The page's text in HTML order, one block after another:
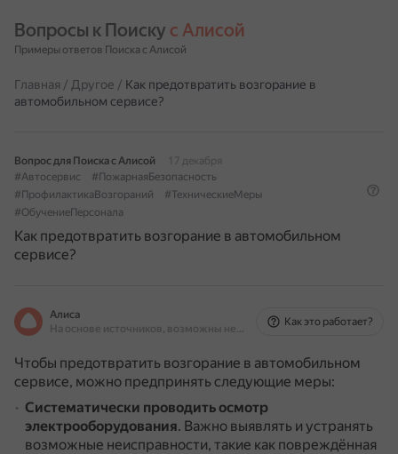
Вопросы к Поиску с Алисой
Примеры ответов Поиска с Алисой
Главная / Другое / Как предотвратить возгорание в
автомобильном сервисе?
Вопрос для Поиска с Алисой
17 декабря
#Автосервис
#ПожарнаяБезопасность
#ПрофилактикаВозгораний
#ТехническиеМеры
#ОбучениеПерсонала
Как предотвратить возгорание в автомобильном
сервисе?
Алиса
На основе источников, возможны неточности
Как это работает?
Чтобы предотвратить возгорание в автомобильном
сервисе, можно предпринять следующие меры:
Систематически проводить осмотр
электрооборудования. Важно выявлять и устранять
возможные неисправности, такие как повреждённая